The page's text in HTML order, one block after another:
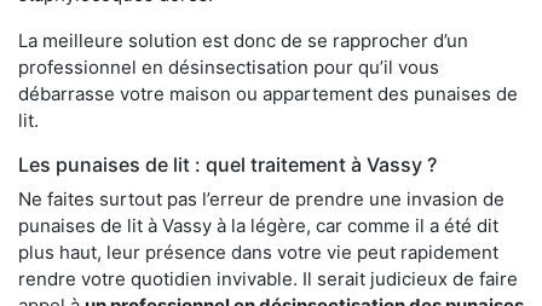
La meilleure solution est donc de se rapprocher d’un
professionnel en désinsectisation pour qu’il vous
débarrasse votre maison ou appartement des punaises de
lit.
Les punaises de lit : quel traitement à Vassy ?
Ne faites surtout pas l’erreur de prendre une invasion de
punaises de lit à Vassy à la légère, car comme il a été dit
plus haut, leur présence dans votre vie peut rapidement
rendre votre quotidien invivable. Il serait judicieux de faire